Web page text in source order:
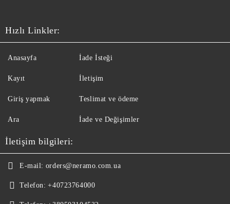
Hızlı Linkler:
Anasayfa
Kayıt
Giriş yapmak
Ara
İade İsteği
İletişim
Teslimat ve ödeme
İade ve Değişimler
İletişim bilgileri:
E-mail: orders@neramo.com.ua
Telefon: +40723764000